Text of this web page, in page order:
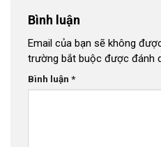
Bình luận
Email của bạn sẽ không
trường bắt buộc được đánh
Bình luận *